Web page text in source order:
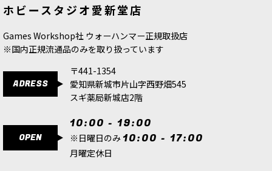
ホビースタジオ愛新堂店
Games Workshop社 ウォーハンマー正規取扱店
※国内正規流通品のみを取り扱っています
ADRESS
〒441-1354
愛知県新城市片山字西野畑545
スギ薬局新城店2階
OPEN
10:00 - 19:00
※日曜日のみ 10:00 - 17:00
月曜定休日